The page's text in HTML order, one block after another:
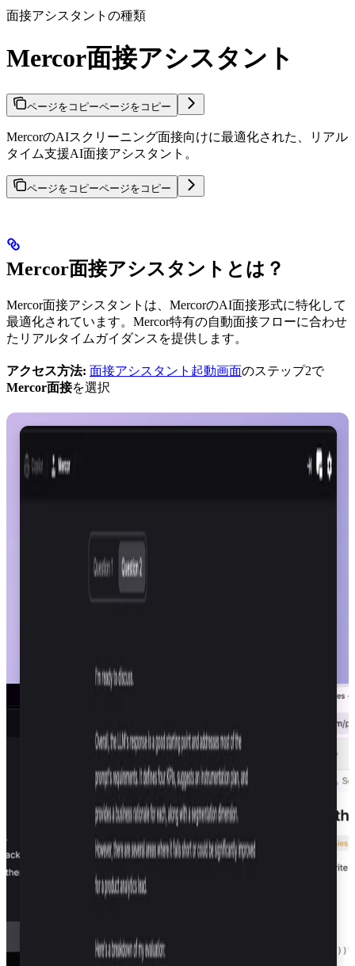
面接アシスタントの種類
Mercor面接アシスタント
ページをコピーページをコピー
MercorのAIスクリーニング面接向けに最適化された、リアル
タイム支援AI面接アシスタント。
ページをコピーページをコピー
Mercor面接アシスタントとは？
Mercor面接アシスタントは、MercorのAI面接形式に特化して
最適化されています。Mercor特有の自動面接フローに合わせ
たリアルタイムガイダンスを提供します。
アクセス方法: 面接アシスタント起動画面のステップ2で
Mercor面接を選択